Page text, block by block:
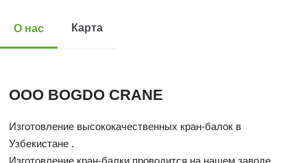
О нас Карта
ООО BOGDO CRANE
Изготовление высококачественных кран-балок в
Узбекистане .
Изготовление кран-балки проводится на нашем заводе